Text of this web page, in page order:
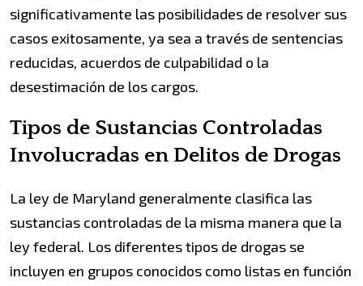
significativamente las posibilidades de resolver sus
casos exitosamente, ya sea a través de sentencias
reducidas, acuerdos de culpabilidad o la
desestimación de los cargos.
Tipos de Sustancias Controladas
Involucradas en Delitos de Drogas
La ley de Maryland generalmente clasifica las
sustancias controladas de la misma manera que la
ley federal. Los diferentes tipos de drogas se
incluyen en grupos conocidos como listas en función